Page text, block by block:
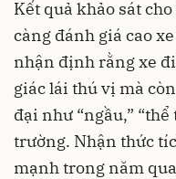
Kết quả khảo sát
càng đánh giá cao
nhận định rằng xe
giác lái thú vị mà
đại như “ngầu,”
trường. Nhận thức
mạnh trong năm